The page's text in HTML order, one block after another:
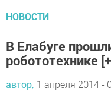
НОВОСТИ
В Елабуге
робототехнике
автор, 1 апреля 2014 -